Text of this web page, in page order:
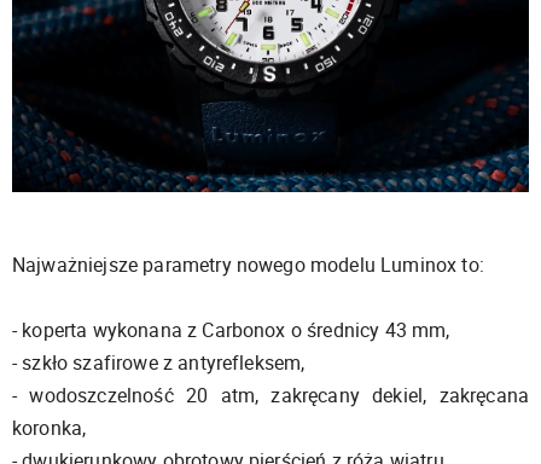
Najważniejsze parametry nowego modelu Luminox to:
- koperta wykonana z Carbonox o średnicy 43 mm,
- szkło szafirowe z antyrefleksem,
- wodoszczelność 20 atm, zakręcany dekiel, zakręcana
koronka,